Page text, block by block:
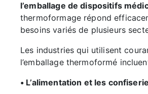
l’emballage de dispositifs
thermoformage répond
besoins variés de plusieurs
Les industries qui utilisent
l’emballage thermoformé
• L’alimentation et les